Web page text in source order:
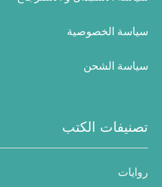
سياسة الخصوصية
سياسة الشحن
تصنيفات الكتب
روايات